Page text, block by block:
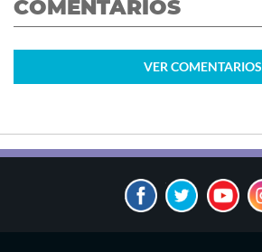
COMENTARIOS
VER COMENTARIOS